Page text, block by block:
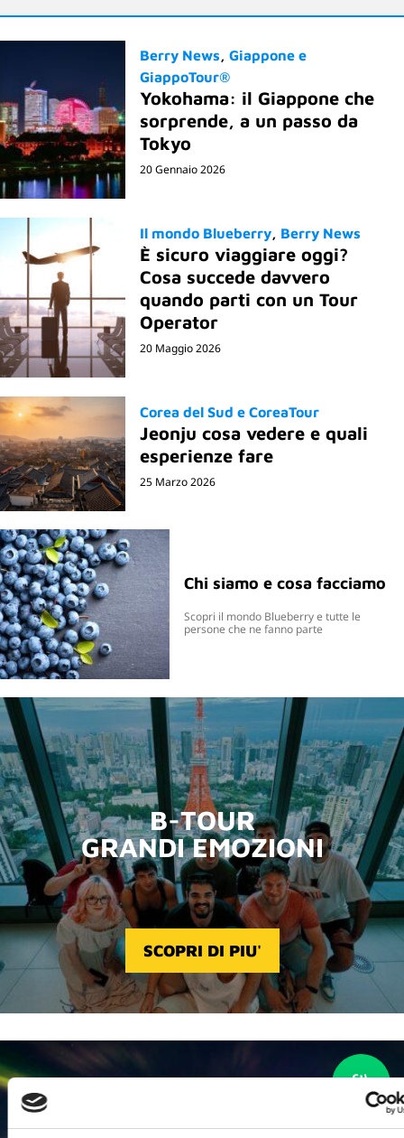
Berry News
Giappone e
GiappoTour®
Yokohama: il Giappone che
sorprende, a un passo da
Tokyo
20 Gennaio 2026
Il mondo Blueberry Berry News
È sicuro viaggiare oggi?
Cosa succede davvero
quando parti con un Tour
Operator
20 Maggio 2026
Corea del Sud e CoreaTour
Jeonju cosa vedere e quali
esperienze fare
25 Marzo 2026
Chi siamo e cosa facciamo
Scopri il mondo Blueberry e tutte le
persone che ne fanno parte
B-TOUR
GRANDI EMOZIONI
SCOPRI DI PIU'